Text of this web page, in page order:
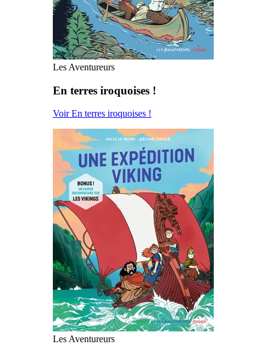
Les Aventureurs
En terres iroquoises !
Voir En terres iroquoises !
Les Aventureurs